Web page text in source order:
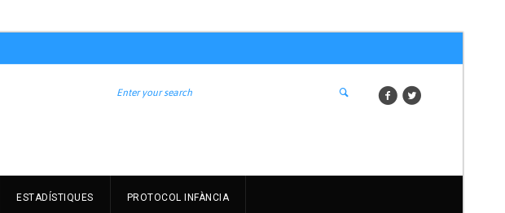
ESTADÍSTIQUES PROTOCOL INFÀNCIA